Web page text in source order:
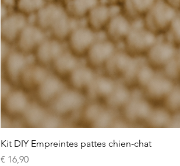
Kit DIY Empreintes pattes chien-chat
Prijs
€ 16,90